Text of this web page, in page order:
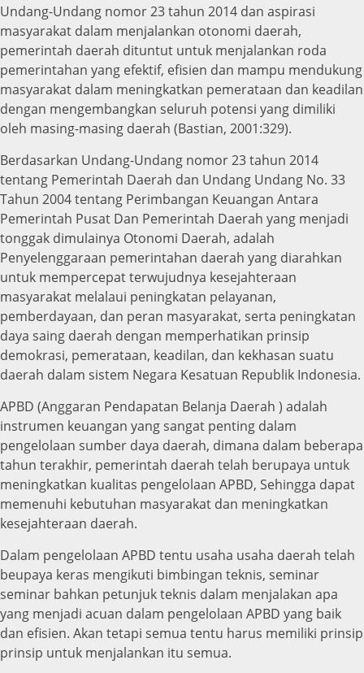
Undang-Undang nomor 23 tahun 2014 dan aspirasi
masyarakat dalam menjalankan otonomi daerah,
pemerintah daerah dituntut untuk menjalankan roda
pemerintahan yang efektif, efisien dan mampu mendukung
masyarakat dalam meningkatkan pemerataan dan keadilan
dengan mengembangkan seluruh potensi yang dimiliki
oleh masing-masing daerah (Bastian, 2001:329).
Berdasarkan Undang-Undang nomor 23 tahun 2014
tentang Pemerintah Daerah dan Undang Undang No. 33
Tahun 2004 tentang Perimbangan Keuangan Antara
Pemerintah Pusat Dan Pemerintah Daerah yang menjadi
tonggak dimulainya Otonomi Daerah, adalah
Penyelenggaraan pemerintahan daerah yang diarahkan
untuk mempercepat terwujudnya kesejahteraan
masyarakat melalaui peningkatan pelayanan,
pemberdayaan, dan peran masyarakat, serta peningkatan
daya saing daerah dengan memperhatikan prinsip
demokrasi, pemerataan, keadilan, dan kekhasan suatu
daerah dalam sistem Negara Kesatuan Republik Indonesia.
APBD (Anggaran Pendapatan Belanja Daerah ) adalah
instrumen keuangan yang sangat penting dalam
pengelolaan sumber daya daerah, dimana dalam beberapa
tahun terakhir, pemerintah daerah telah berupaya untuk
meningkatkan kualitas pengelolaan APBD, Sehingga dapat
memenuhi kebutuhan masyarakat dan meningkatkan
kesejahteraan daerah.
Dalam pengelolaan APBD tentu usaha usaha daerah telah
beupaya keras mengikuti bimbingan teknis, seminar
seminar bahkan petunjuk teknis dalam menjalakan apa
yang menjadi acuan dalam pengelolaan APBD yang baik
dan efisien. Akan tetapi semua tentu harus memiliki prinsip
prinsip untuk menjalankan itu semua.